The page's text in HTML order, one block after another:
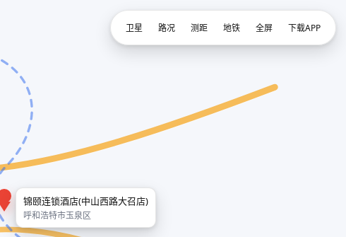
锦颐连锁酒店(中山西路大召店)
呼和浩特市玉泉区
卫星 路况 测距 地铁 全屏 下载APP